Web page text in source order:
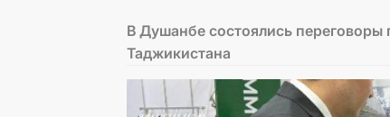
В Душанбе состоялись переговоры
Таджикистана